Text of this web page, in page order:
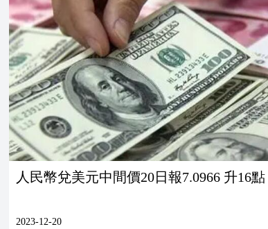
人民幣兌美元中間價20日報7.0966 升16點
2023-12-20